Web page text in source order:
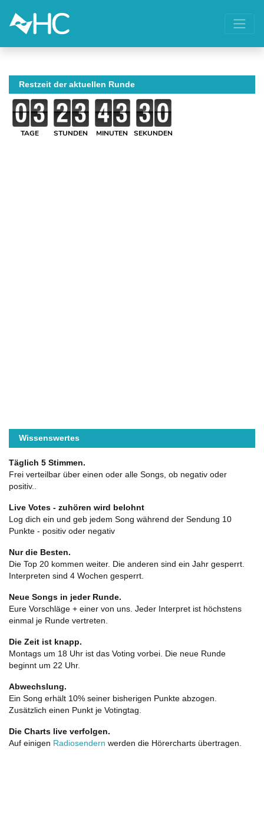
Restzeit der aktuellen Runde
TAGE STUNDEN MINUTEN SEKUNDEN
Wissenswertes
Täglich 5 Stimmen.
Frei verteilbar über einen oder alle Songs, ob negativ oder
positiv..
Live Votes - zuhören wird belohnt
Log dich ein und geb jedem Song während der Sendung 10
Punkte - positiv oder negativ
Nur die Besten.
Die Top 20 kommen weiter. Die anderen sind ein Jahr gesperrt.
Interpreten sind 4 Wochen gesperrt.
Neue Songs in jeder Runde.
Eure Vorschläge + einer von uns. Jeder Interpret ist höchstens
einmal je Runde vertreten.
Die Zeit ist knapp.
Montags um 18 Uhr ist das Voting vorbei. Die neue Runde
beginnt um 22 Uhr.
Abwechslung.
Ein Song erhält 10% seiner bisherigen Punkte abzogen.
Zusätzlich einen Punkt je Votingtag.
Die Charts live verfolgen.
Auf einigen Radiosendern werden die Hörercharts übertragen.